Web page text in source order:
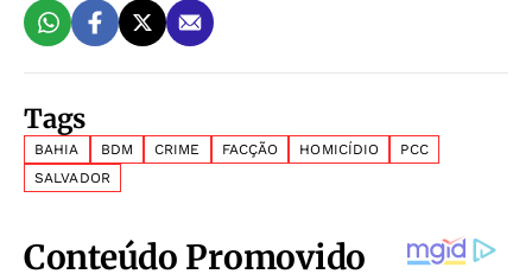
Tags
BAHIA BDM CRIME FACÇÃO HOMICÍDIO
PCC
SALVADOR